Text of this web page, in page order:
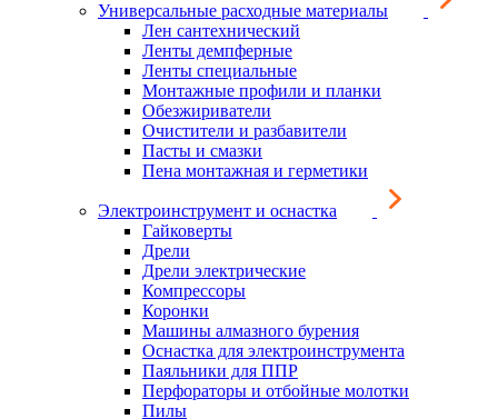
Универсальные расходные материалы
Лен сантехнический
Ленты демпферные
Ленты специальные
Монтажные профили и планки
Обезжириватели
Очистители и разбавители
Пасты и смазки
Пена монтажная и герметики
Электроинструмент и оснастка
Гайковерты
Дрели
Дрели электрические
Компрессоры
Коронки
Машины алмазного бурения
Оснастка для электроинструмента
Паяльники для ППР
Перфораторы и отбойные молотки
Пилы